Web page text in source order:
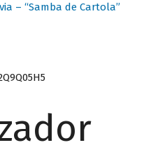
– “Samba de Cartola”